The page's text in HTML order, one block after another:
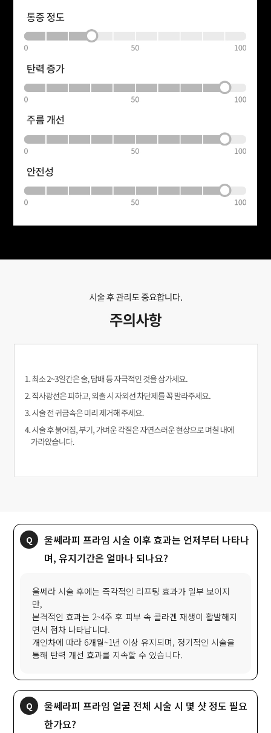
울쎄라피 프라임 시술 이후 효과는 언제부터 나타나
며, 유지기간은 얼마나 되나요?
울쎄라 시술 후에는 즉각적인 리프팅 효과가 일부 보이지
만,
본격적인 효과는 2~4주 후 피부 속 콜라겐 재생이 활발해지
면서 점차 나타납니다.
개인차에 따라 6개월~1년 이상 유지되며, 정기적인 시술을
통해 탄력 개선 효과를 지속할 수 있습니다.
울쎄라피 프라임 얼굴 전체 시술 시 몇 샷 정도 필요
한가요?